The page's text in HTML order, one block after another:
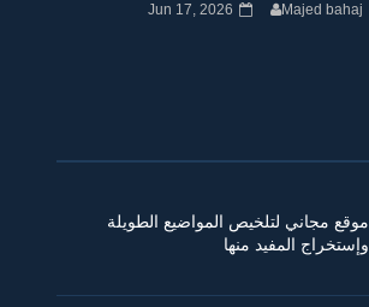
Majed bahaj
Jun 17, 2026
موقع مجاني لتلخيص المواضيع الطويلة
وإستخراج المفيد منها